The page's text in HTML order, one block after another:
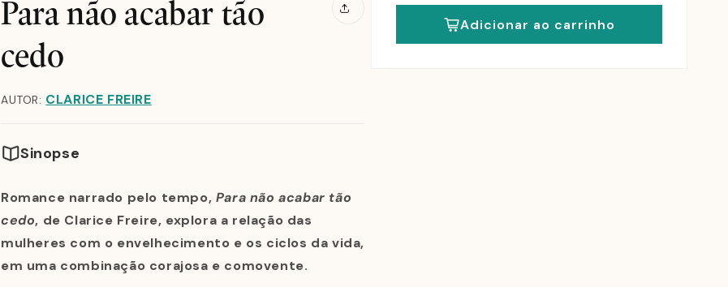
Para não acabar tão
cedo
AUTOR: CLARICE FREIRE
Sinopse
Romance narrado pelo tempo, Para não acabar tão
cedo, de Clarice Freire, explora a relação das
mulheres com o envelhecimento e os ciclos da vida,
em uma combinação corajosa e comovente.
Adicionar ao carrinho